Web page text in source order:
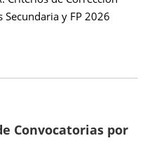
Secundaria y FP 2026
Convocatorias por